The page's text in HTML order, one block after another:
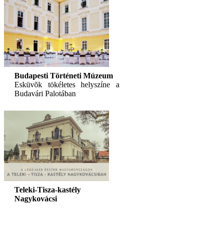
Budapesti Történeti Múzeum
Esküvõk tökéletes helyszíne a
Budavári Palotában
Teleki-Tisza-kastély
Nagykovácsi